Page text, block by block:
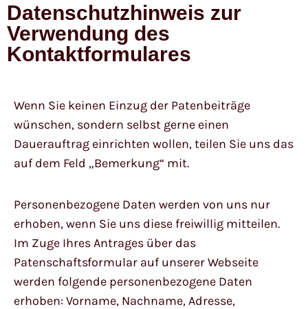
Datenschutzhinweis zur
Verwendung des
Kontaktformulares
Wenn Sie keinen Einzug der Patenbeiträge
wünschen, sondern selbst gerne einen
Dauerauftrag einrichten wollen, teilen Sie uns das
auf dem Feld „Bemerkung“ mit.
Personenbezogene Daten werden von uns nur
erhoben, wenn Sie uns diese freiwillig mitteilen.
Im Zuge Ihres Antrages über das
Patenschaftsformular auf unserer Webseite
werden folgende personenbezogene Daten
erhoben: Vorname, Nachname, Adresse,